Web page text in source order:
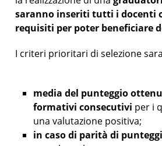
saranno inseriti tutti i docenti
requisiti per poter beneficiare
I criteri prioritari di selezione
media del punteggio
formativi consecutivi per i
una valutazione positiva;
in caso di parità di